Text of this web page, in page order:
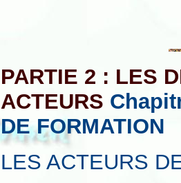
PARTIE 2 : LES
ACTEURS
DE FORMATION
LES ACTEURS